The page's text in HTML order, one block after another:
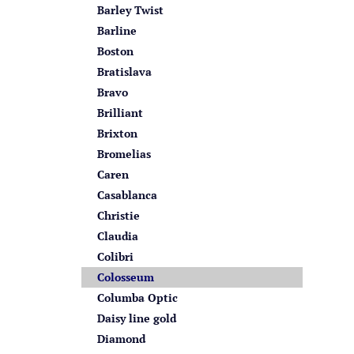
Barley Twist
Barline
Boston
Bratislava
Bravo
Brilliant
Brixton
Bromelias
Caren
Casablanca
Christie
Claudia
Colibri
Colosseum
Columba Optic
Daisy line gold
Diamond